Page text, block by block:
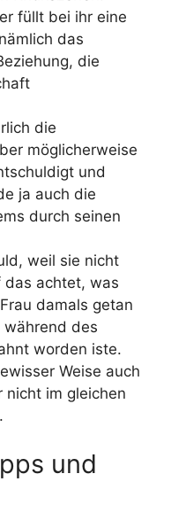
füllt bei ihr eine
das
die
die
möglicherweise
und
ja auch die
durch seinen
weil sie nicht
das achtet, was
damals getan
während des
worden iste.
Weise auch
nicht im gleichen
und